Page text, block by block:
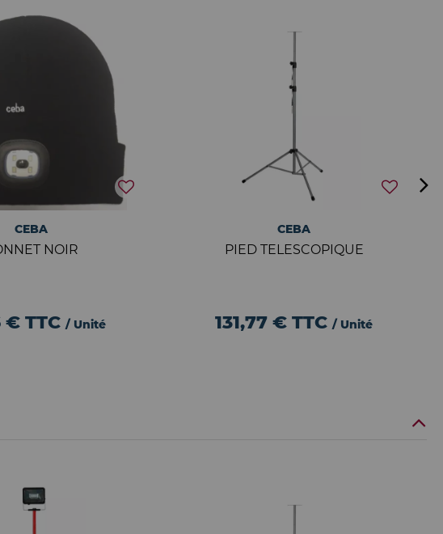
CEBA
NOIR
€TTC / Unité
CEBA
PIED TELESCOPIQUE
131,77 €TTC / Unité